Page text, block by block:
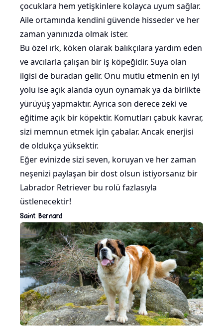
çocuklara hem yetişkinlere kolayca uyum sağlar.
Aile ortamında kendini güvende hisseder ve her
zaman yanınızda olmak ister.
Bu özel ırk, köken olarak balıkçılara yardım eden
ve avcılarla çalışan bir iş köpeğidir. Suya olan
ilgisi de buradan gelir. Onu mutlu etmenin en iyi
yolu ise açık alanda oyun oynamak ya da birlikte
yürüyüş yapmaktır. Ayrıca son derece zeki ve
eğitime açık bir köpektir. Komutları çabuk kavrar,
sizi memnun etmek için çabalar. Ancak enerjisi
de oldukça yüksektir.
Eğer evinizde sizi seven, koruyan ve her zaman
neşenizi paylaşan bir dost olsun istiyorsanız bir
Labrador Retriever bu rolü fazlasıyla
üstlenecektir!
Saint Bernard